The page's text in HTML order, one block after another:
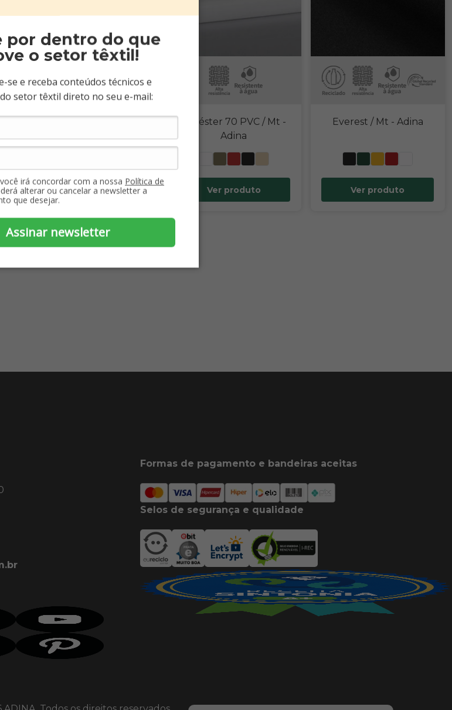
por dentro do que
o setor têxtil!
se e receba conteúdos técnicos e
setor têxtil direto no seu e-mail:
irá concordar com a nossa Política de
alterar ou cancelar a newsletter a
que desejar.
Assinar newsletter
Ver produto
Poliéster 70 PVC / Mt -
Adina
Ver produto
Everest / Mt - Adina
Ver produto
Formas de pagamento e bandeiras aceitas
Selos de segurança e qualidade